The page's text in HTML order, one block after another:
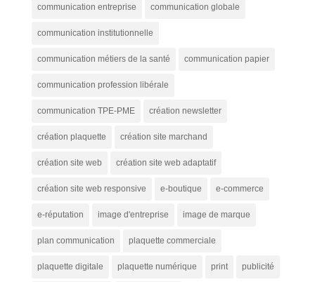
communication entreprise communication globale
communication institutionnelle
communication métiers de la santé communication papier
communication profession libérale
communication TPE-PME création newsletter
création plaquette création site marchand
création site web création site web adaptatif
création site web responsive e-boutique e-commerce
e-réputation image d'entreprise image de marque
plan communication plaquette commerciale
plaquette digitale plaquette numérique print publicité